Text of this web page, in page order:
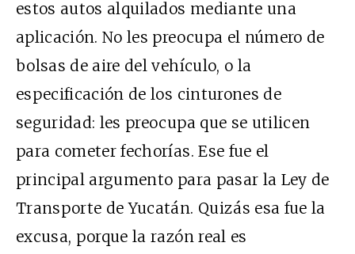
estos autos alquilados mediante una
aplicación. No les preocupa el número de
bolsas de aire del vehículo, o la
especificación de los cinturones de
seguridad: les preocupa que se utilicen
para cometer fechorías. Ese fue el
principal argumento para pasar la Ley de
Transporte de Yucatán. Quizás esa fue la
excusa, porque la razón real es